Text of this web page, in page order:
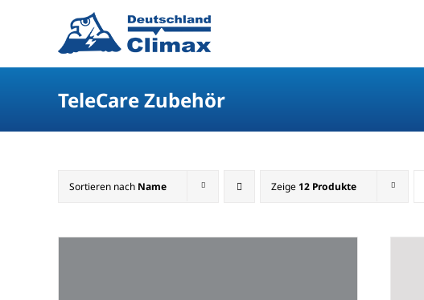
TeleCare Zubehör
Sortieren nach Name Zeige 12 Produkte